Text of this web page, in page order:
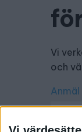
Vi
och